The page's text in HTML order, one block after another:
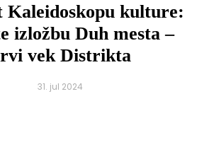
Kaleidoskopu kulture:
izložbu Duh mesta –
vek Distrikta
31. jul 2024